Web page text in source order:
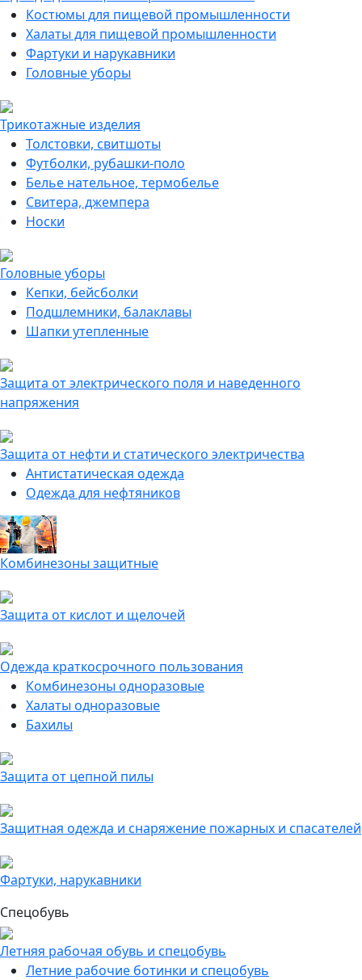
Костюмы для пищевой промышленности
Халаты для пищевой промышленности
Фартуки и нарукавники
Головные уборы
Трикотажные изделия
Толстовки, свитшоты
Футболки, рубашки-поло
Белье нательное, термобелье
Свитера, джемпера
Носки
Головные уборы
Кепки, бейсболки
Подшлемники, балаклавы
Шапки утепленные
Защита от электрического поля и наведенного
напряжения
Защита от нефти и статического электричества
Антистатическая одежда
Одежда для нефтяников
Комбинезоны защитные
Защита от кислот и щелочей
Одежда краткосрочного пользования
Комбинезоны одноразовые
Халаты одноразовые
Бахилы
Защита от цепной пилы
Защитная одежда и снаряжение пожарных и спасателей
Фартуки, нарукавники
Спецобувь
Летняя рабочая обувь и спецобувь
Летние рабочие ботинки и спецобувь